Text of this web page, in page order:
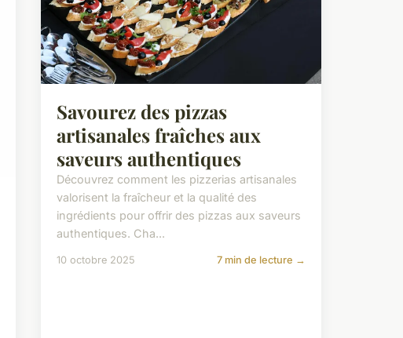
Savourez des pizzas
artisanales fraîches aux
saveurs authentiques
Découvrez comment les pizzerias artisanales
valorisent la fraîcheur et la qualité des
ingrédients pour offrir des pizzas aux saveurs
authentiques. Cha...
10 octobre 2025 7 min de lecture →